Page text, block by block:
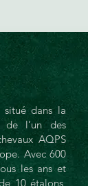
dans la
l’un des
AQPS
Avec 600
les ans et
10 étalons,